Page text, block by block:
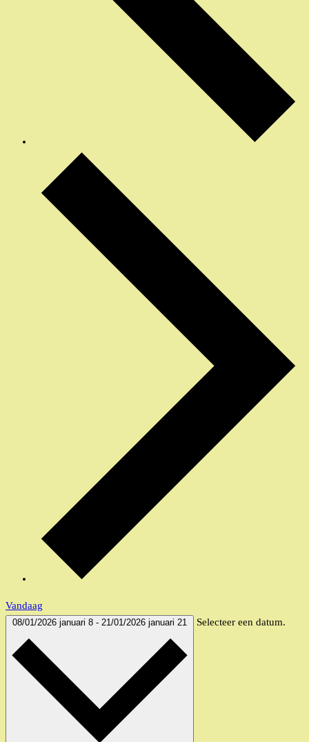
Vandaag
08/01/2026 januari 8 - 21/01/2026 januari 21 Selecteer een datum.